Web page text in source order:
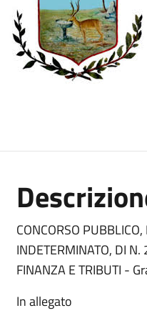
CONCORSO
INDETERMINATO, DI N.
FINANZA E TRIBUTI -
In allegato